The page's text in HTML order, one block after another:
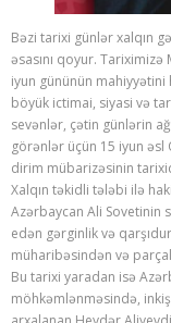
Bəzi tarixi günlər xalqın
əsasını qoyur.
iyun gününün mahiyyətini
böyük ictimai, siyasi və
sevənlər, çətin günlərin
görənlər üçün 15 iyun
dirim mübarizəsinin
Xalqın təkidli tələbi ilə
Azərbaycan Ali Sovetinin
edən gərginlik və
müharibəsindən və
Bu tarixi yaradan isə
möhkəmlənməsində,